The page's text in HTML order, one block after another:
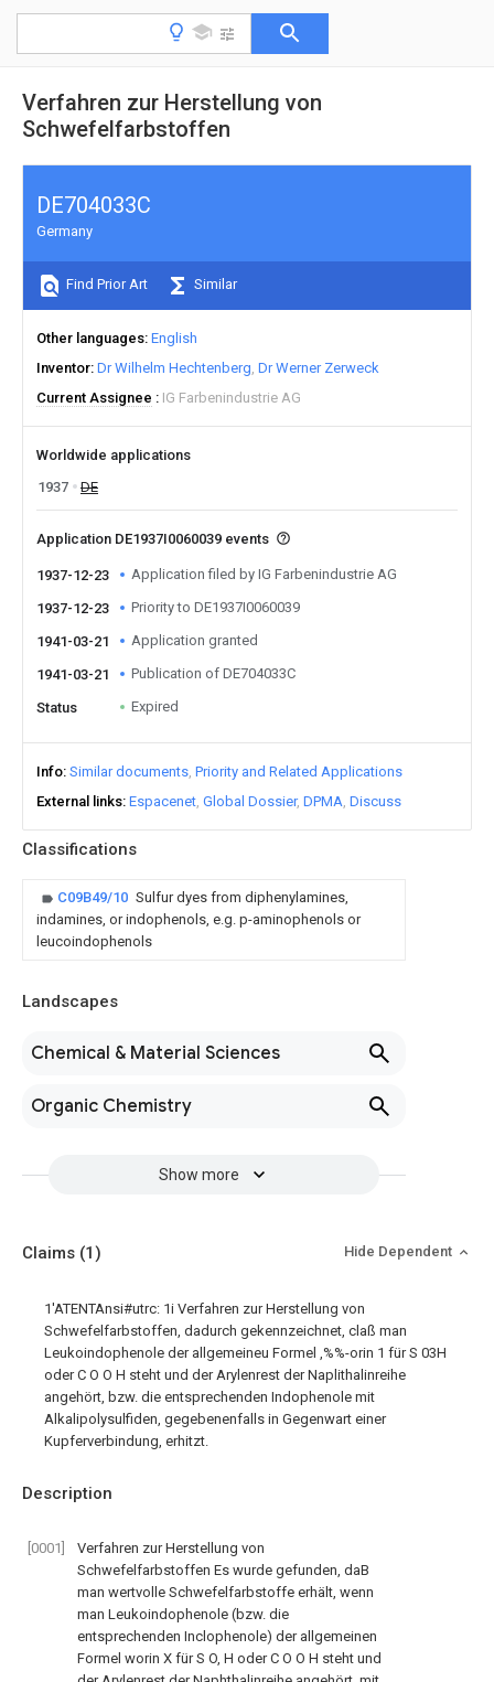
Verfahren zur Herstellung von
Schwefelfarbstoffen
Classifications
C09B49/10 Sulfur dyes from diphenylamines,
indamines, or indophenols, e.g. p-aminophenols or
leucoindophenols
Landscapes
Chemical & Material Sciences
Organic Chemistry
Show more
DE704033C
Germany
Find Prior Art Similar
Other languages English
Inventor Dr Wilhelm Hechtenberg Dr Werner Zerweck
Current Assignee
IG Farbenindustrie AG
Worldwide applications
1937
DE
Application DE1937I0060039 events
1937-12-23 Application filed by IG Farbenindustrie AG
1937-12-23 Priority to DE1937I0060039
1941-03-21 Application granted
1941-03-21 Publication of DE704033C
Status Expired
Info Similar documents Priority and Related Applications
External links Espacenet Global Dossier DPMA Discuss
Description
[0001]
Verfahren zur Herstellung von
Schwefelfarbstoffen Es wurde gefunden, daB
man wertvolle Schwefelfarbstoffe erhält, wenn
man Leukoindophenole (bzw. die
entsprechenden Inclophenole) der allgemeinen
Formel worin X für S O, H oder C O O H steht und
Claims (1) Hide Dependent
1'ATENTAnsi#utrc: 1i Verfahren zur Herstellung von
Schwefelfarbstoffen, dadurch gekennzeichnet, claß man
Leukoindophenole der allgemeineu Formel ,%%-orin 1 für S 03H
oder C O O H steht und der Arylenrest der Naplithalinreihe
angehört, bzw. die entsprechenden Indophenole mit
Alkalipolysulfiden, gegebenenfalls in Gegenwart einer
Kupferverbindung, erhitzt.